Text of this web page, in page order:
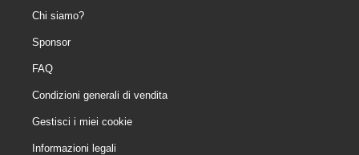
Chi siamo?
Sponsor
FAQ
Condizioni generali di vendita
Gestisci i miei cookie
Informazioni legali